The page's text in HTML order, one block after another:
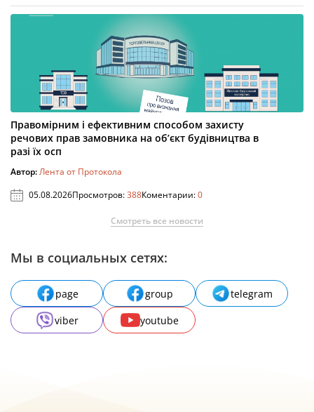
Правомірним і ефективним способом захисту
речових прав замовника на об’єкт будівництва в
разі їх осп
Автор:Лента от Протокола
05.08.2026Просмотров:388Коментарии:0
Смотреть все новости
Мы в социальных сетях:
page group
telegram
viber
youtube